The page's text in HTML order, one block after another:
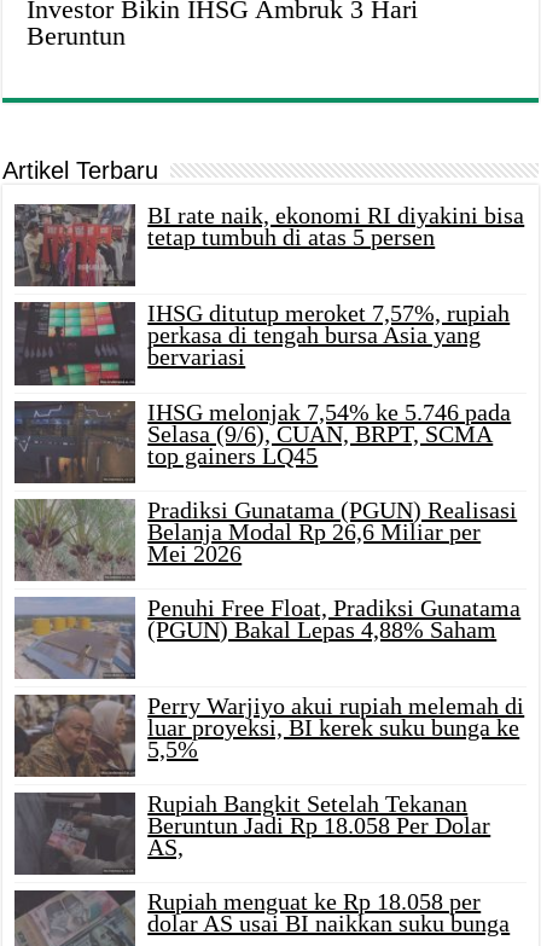
Investor Bikin IHSG Ambruk 3 Hari
Beruntun
Artikel Terbaru
BI rate naik, ekonomi RI diyakini bisa
tetap tumbuh di atas 5 persen
IHSG ditutup meroket 7,57%, rupiah
perkasa di tengah bursa Asia yang
bervariasi
IHSG melonjak 7,54% ke 5.746 pada
Selasa (9/6), CUAN, BRPT, SCMA
top gainers LQ45
Pradiksi Gunatama (PGUN) Realisasi
Belanja Modal Rp 26,6 Miliar per
Mei 2026
Penuhi Free Float, Pradiksi Gunatama
(PGUN) Bakal Lepas 4,88% Saham
Perry Warjiyo akui rupiah melemah di
luar proyeksi, BI kerek suku bunga ke
5,5%
Rupiah Bangkit Setelah Tekanan
Beruntun Jadi Rp 18.058 Per Dolar
AS,
Rupiah menguat ke Rp 18.058 per
dolar AS usai BI naikkan suku bunga